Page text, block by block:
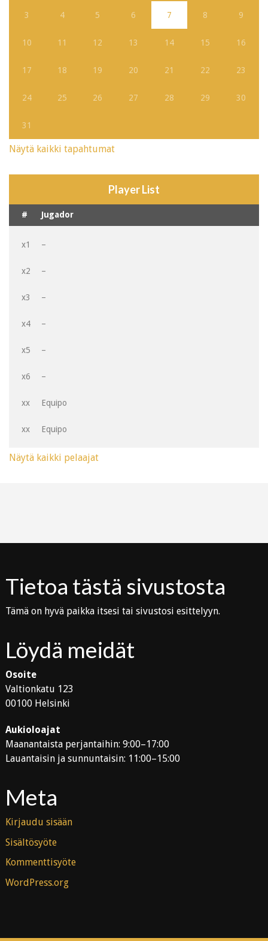
3 4 5 6 7 8 9
10 11 12 13 14 15 16
17 18 19 20 21 22 23
24 25 26 27 28 29 30
31
Näytä kaikki tapahtumat
Player List
# Jugador
x1 –
x2 –
x3 –
x4 –
x5 –
x6 –
xx Equipo
xx Equipo
Näytä kaikki pelaajat
Tietoa tästä sivustosta
Tämä on hyvä paikka itsesi tai sivustosi esittelyyn.
Löydä meidät
Osoite
Valtionkatu 123
00100 Helsinki
Aukioloajat
Maanantaista perjantaihin: 9:00–17:00
Lauantaisin ja sunnuntaisin: 11:00–15:00
Meta
Kirjaudu sisään
Sisältösyöte
Kommenttisyöte
WordPress.org